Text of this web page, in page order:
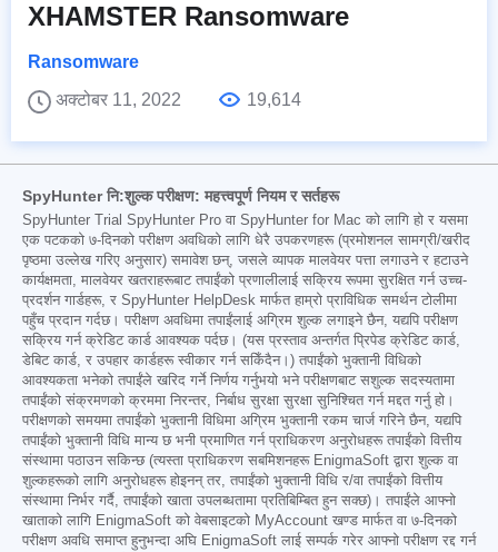
XHAMSTER Ransomware
Ransomware
अक्टोबर 11, 2022
19,614
SpyHunter नि:शुल्क परीक्षण: महत्त्वपूर्ण नियम र सर्तहरू
SpyHunter Trial SpyHunter Pro वा SpyHunter for Mac को लागि हो र यसमा
एक पटकको ७-दिनको परीक्षण अवधिको लागि धेरै उपकरणहरू (प्रमोशनल सामग्री/खरीद
पृष्ठमा उल्लेख गरिए अनुसार) समावेश छन्, जसले व्यापक मालवेयर पत्ता लगाउने र हटाउने
कार्यक्षमता, मालवेयर खतराहरूबाट तपाईंको प्रणालीलाई सक्रिय रूपमा सुरक्षित गर्न उच्च-
प्रदर्शन गार्डहरू, र SpyHunter HelpDesk मार्फत हाम्रो प्राविधिक समर्थन टोलीमा
पहुँच प्रदान गर्दछ। परीक्षण अवधिमा तपाईंलाई अग्रिम शुल्क लगाइने छैन, यद्यपि परीक्षण
सक्रिय गर्न क्रेडिट कार्ड आवश्यक पर्दछ। (यस प्रस्ताव अन्तर्गत प्रिपेड क्रेडिट कार्ड,
डेबिट कार्ड, र उपहार कार्डहरू स्वीकार गर्न सकिँदैन।) तपाईंको भुक्तानी विधिको
आवश्यकता भनेको तपाईंले खरिद गर्ने निर्णय गर्नुभयो भने परीक्षणबाट सशुल्क सदस्यतामा
तपाईंको संक्रमणको क्रममा निरन्तर, निर्बाध सुरक्षा सुरक्षा सुनिश्चित गर्न मद्दत गर्नु हो।
परीक्षणको समयमा तपाईंको भुक्तानी विधिमा अग्रिम भुक्तानी रकम चार्ज गरिने छैन, यद्यपि
तपाईंको भुक्तानी विधि मान्य छ भनी प्रमाणित गर्न प्राधिकरण अनुरोधहरू तपाईंको वित्तीय
संस्थामा पठाउन सकिन्छ (त्यस्ता प्राधिकरण सबमिशनहरू EnigmaSoft द्वारा शुल्क वा
शुल्कहरूको लागि अनुरोधहरू होइनन् तर, तपाईंको भुक्तानी विधि र/वा तपाईंको वित्तीय
संस्थामा निर्भर गर्दै, तपाईंको खाता उपलब्धतामा प्रतिबिम्बित हुन सक्छ)। तपाईंले आफ्नो
खाताको लागि EnigmaSoft को वेबसाइटको MyAccount खण्ड मार्फत वा ७-दिनको
परीक्षण अवधि समाप्त हुनुभन्दा अघि EnigmaSoft लाई सम्पर्क गरेर आफ्नो परीक्षण रद्द गर्न